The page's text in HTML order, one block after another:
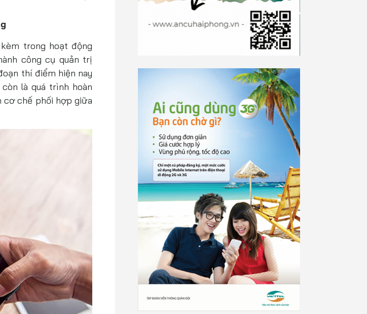
trong hoạt động
công cụ quản trị
thí điểm hiện nay
là quá trình hoàn
cơ chế phối hợp giữa